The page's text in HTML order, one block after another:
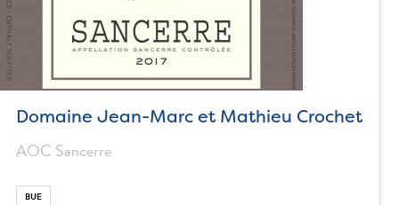
Domaine Jean-Marc et Mathieu Crochet
AOC Sancerre
BUE